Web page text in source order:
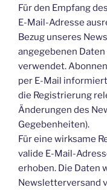
Für den Empfang
E-Mail-Adresse
Bezug unseres
angegebenen
verwendet.
per E-Mail
die Registrierung
Änderungen des
Gegebenheiten).
Für eine wirksame
valide E-Mail-
erhoben. Die Daten
Newsletterversand